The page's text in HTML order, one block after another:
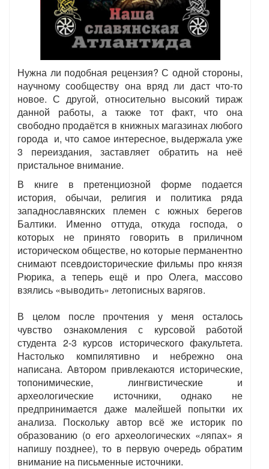
Нужна ли подобная рецензия? С одной стороны,
научному сообществу она вряд ли даст что-то
новое. С другой, относительно высокий тираж
данной работы, а также тот факт, что она
свободно продаётся в книжных магазинах любого
города и, что самое интересное, выдержала уже
3 переиздания, заставляет обратить на неё
пристальное внимание.
В книге в претенциозной форме подается
история, обычаи, религия и политика ряда
западнославянских племен с южных берегов
Балтики. Именно оттуда, откуда господа, о
которых не принято говорить в приличном
историческом обществе, но которые перманентно
снимают псевдоисторические фильмы про князя
Рюрика, а теперь ещё и про Олега, массово
взялись «выводить» летописных варягов.
В целом после прочтения у меня осталось
чувство ознакомления с курсовой работой
студента 2-3 курсов исторического факультета.
Настолько компилятивно и небрежно она
написана. Автором привлекаются исторические,
топонимические, лингвистические и
археологические источники, однако не
предпринимается даже малейшей попытки их
анализа. Поскольку автор всё же историк по
образованию (о его археологических «ляпах» я
напишу позднее), то в первую очередь обратим
внимание на письменные источники.